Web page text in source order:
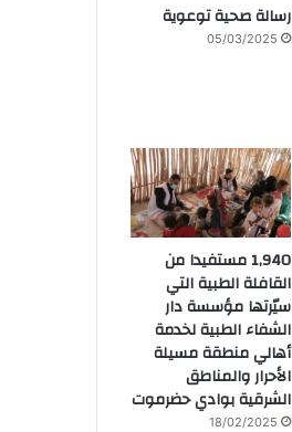
رسالة صحية توعوية
05/03/2025
1,940 مستفيدا من
القافلة الطبية التي
سيّرتها مؤسسة دار
الشفاء الطبية لخدمة
أهالي منطقة مسيلة
الأحرار والمناطق
الشرقية بوادي حضرموت
18/02/2025